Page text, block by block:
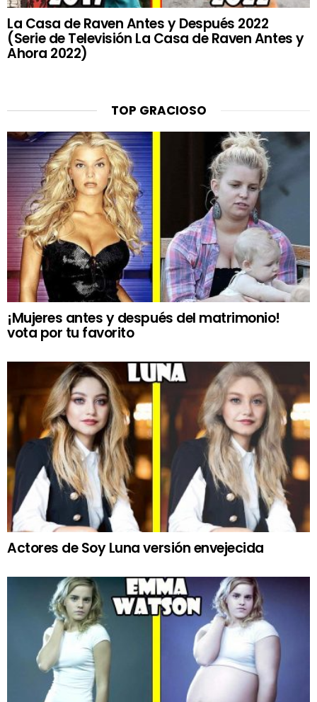
La Casa de Raven Antes y Después 2022
(Serie de Televisión La Casa de Raven Antes y
Ahora 2022)
TOP GRACIOSO
¡Mujeres antes y después del matrimonio!
vota por tu favorito
Actores de Soy Luna versión envejecida